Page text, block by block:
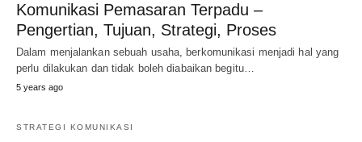
Komunikasi Pemasaran Terpadu –
Pengertian, Tujuan, Strategi, Proses
Dalam menjalankan sebuah usaha, berkomunikasi menjadi hal yang
perlu dilakukan dan tidak boleh diabaikan begitu…
5 years ago
STRATEGI KOMUNIKASI